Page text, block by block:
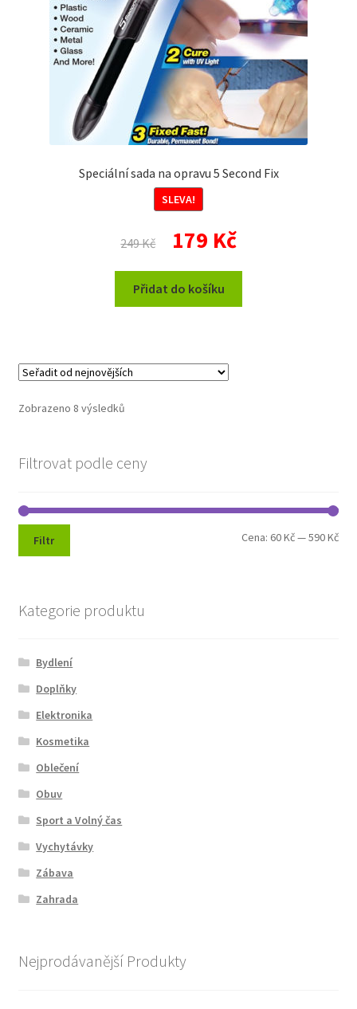
Speciální sada na opravu 5 Second Fix
SLEVA!
249Kč
Původní
cena
byla:
249 Kč.
179 KčAktuální
cena
je:
Přidat do košíku
Zobrazeno 8 výsledkůSeřazeno
Filtrovat podle ceny
Filtr Cena: 60 Kč—590 Kč
Kategorie produktu
Bydlení
Doplňky
Elektronika
Kosmetika
Oblečení
Obuv
Sport a Volný čas
Vychytávky
Zábava
Zahrada
Nejprodávanější Produkty